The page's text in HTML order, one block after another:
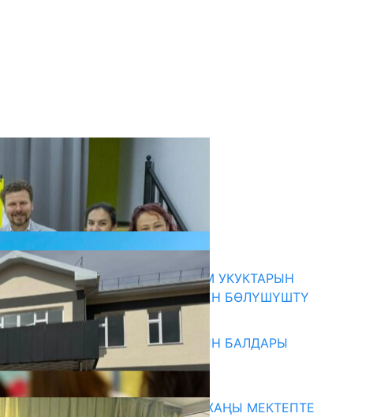
Акыркы жаңылыктар
КЫРГЫЗ ЭКСПЕРТТЕРИ АДАМ УКУКТАРЫН
ОКУТУУ ТАЖРЫЙБАСЫ МЕНЕН БӨЛҮШҮШТҮ
06.08.2026
ОШ: САВАЙ-АРЫК АЙЫЛЫНЫН БАЛДАРЫ
ЖАҢЫ БАЛА БАКЧАГА БАРАТ
06.08.2026
СУЗАК: ЖАҢЫ ОКУУ ЖЫЛЫ ЖАҢЫ МЕКТЕПТЕ